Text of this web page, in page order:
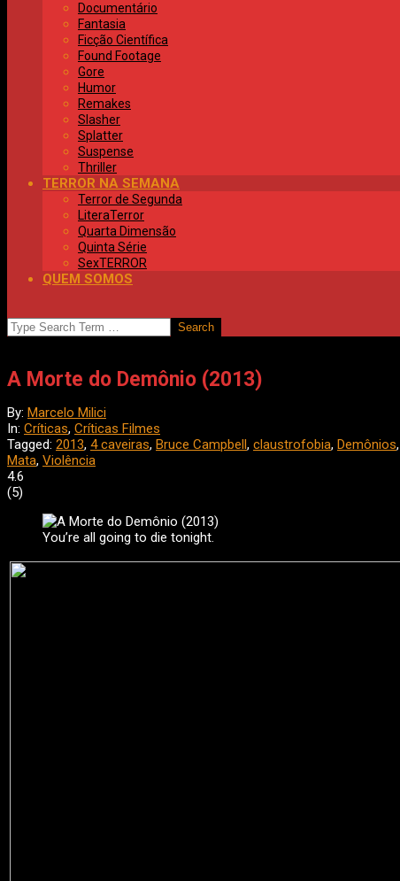
Documentário
Fantasia
Ficção Científica
Found Footage
Gore
Humor
Remakes
Slasher
Splatter
Suspense
Thriller
TERROR NA SEMANA
Terror de Segunda
LiteraTerror
Quarta Dimensão
Quinta Série
SexTERROR
QUEM SOMOS
SEARCH
A Morte do Demônio (2013)
By: Marcelo Milici
In: Críticas, Críticas Filmes
Tagged: 2013, 4 caveiras, Bruce Campbell , claustrofobia, Demônios,
Mata, Violência
4.6
(5)
You’re all going to die tonight.